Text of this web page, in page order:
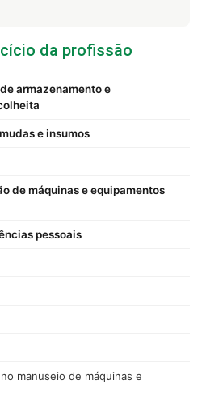
da profissão
armazenamento e
e insumos
de máquinas e equipamentos
pessoais
manuseio de máquinas e